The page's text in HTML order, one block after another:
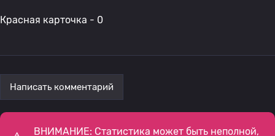
Красная карточка - 0
Написать комментарий
ВНИМАНИЕ: Статистика может быть неполной,